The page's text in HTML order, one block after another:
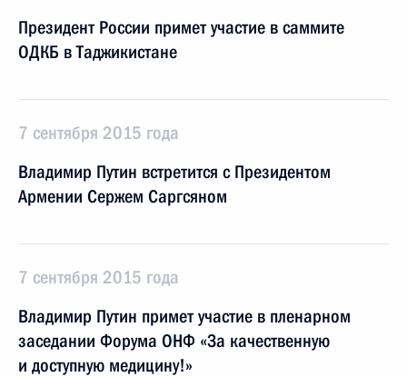
Президент России примет участие в саммите
ОДКБ в Таджикистане
7 сентября 2015 года
Владимир Путин встретится с Президентом
Армении Сержем Саргсяном
7 сентября 2015 года
Владимир Путин примет участие в пленарном
заседании Форума ОНФ «За качественную
и доступную медицину!»